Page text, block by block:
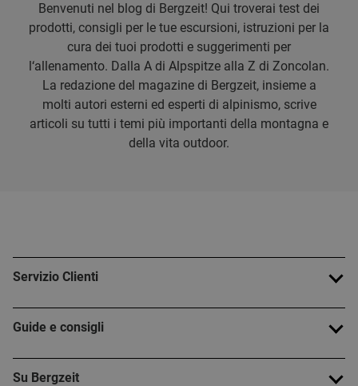
Benvenuti nel blog di Bergzeit! Qui troverai test dei
prodotti, consigli per le tue escursioni, istruzioni per la
cura dei tuoi prodotti e suggerimenti per
l‘allenamento. Dalla A di Alpspitze alla Z di Zoncolan.
La redazione del magazine di Bergzeit, insieme a
molti autori esterni ed esperti di alpinismo, scrive
articoli su tutti i temi più importanti della montagna e
della vita outdoor.
Servizio Clienti
Guide e consigli
Su Bergzeit